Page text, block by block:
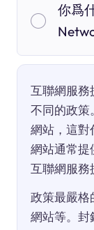
你爲
互聯網服務
不同的政策
網站，這對
網站通常提
互聯網服務
政策最嚴格
網站等。封